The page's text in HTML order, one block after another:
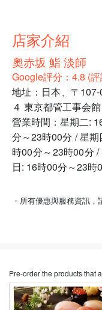
店家介紹
奧赤坂 鮨 淡師
Google評分：4.8 (
地址：日本、〒
４ 東京都管工事会
營業時間：星期二:
分～23時00分 / 星
時00分～23時00分
日: 16時00分～23時
- 所有優惠與服務資訊，
Pre-order the products that